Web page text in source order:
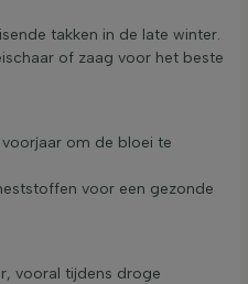
takken in de late winter.
of zaag voor het beste
om de bloei te
voor een gezonde
vooral tijdens droge